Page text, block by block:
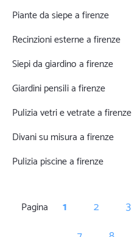
Piante da siepe a firenze
Recinzioni esterne a firenze
Siepi da giardino a firenze
Giardini pensili a firenze
Pulizia vetri e vetrate a firenze
Divani su misura a firenze
Pulizia piscine a firenze
Pagina 1 2 3